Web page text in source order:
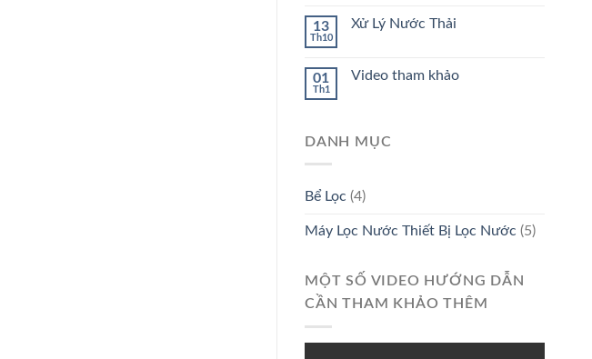
13
Th10
Xử Lý Nước Thải
01
Th1
Video tham khảo
DANH MỤC
Bể Lọc (4)
Máy Lọc Nước Thiết Bị Lọc Nước (5)
MỘT SỐ VIDEO HƯỚNG DẪN
CẦN THAM KHẢO THÊM